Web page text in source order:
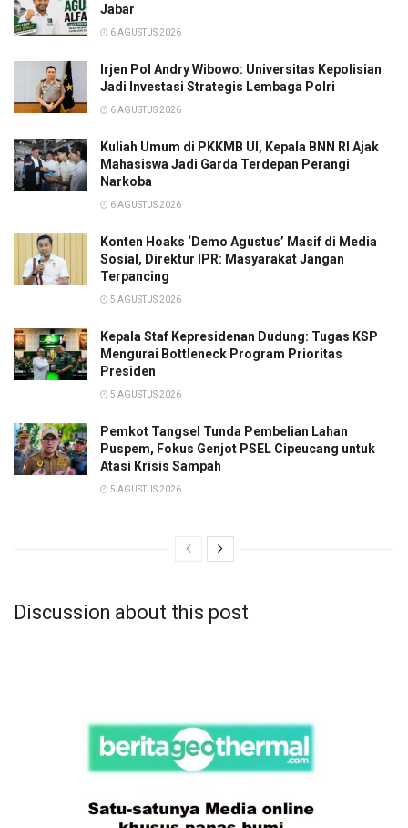
Jabar
6 AGUSTUS 2026
Irjen Pol Andry Wibowo: Universitas Kepolisian
Jadi Investasi Strategis Lembaga Polri
6 AGUSTUS 2026
Kuliah Umum di PKKMB UI, Kepala BNN RI Ajak
Mahasiswa Jadi Garda Terdepan Perangi
Narkoba
6 AGUSTUS 2026
Konten Hoaks ‘Demo Agustus’ Masif di Media
Sosial, Direktur IPR: Masyarakat Jangan
Terpancing
5 AGUSTUS 2026
Kepala Staf Kepresidenan Dudung: Tugas KSP
Mengurai Bottleneck Program Prioritas
Presiden
5 AGUSTUS 2026
Pemkot Tangsel Tunda Pembelian Lahan
Puspem, Fokus Genjot PSEL Cipeucang untuk
Atasi Krisis Sampah
5 AGUSTUS 2026
Discussion about this post